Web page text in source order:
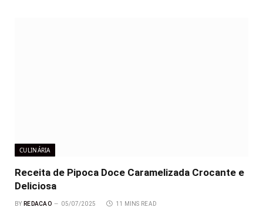
CULINÁRIA
Receita de Pipoca Doce Caramelizada Crocante e
Deliciosa
BY REDACAO 05/07/2025 11 MINS READ